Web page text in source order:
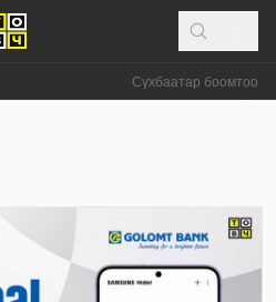
Сүхбаатар боомтоор